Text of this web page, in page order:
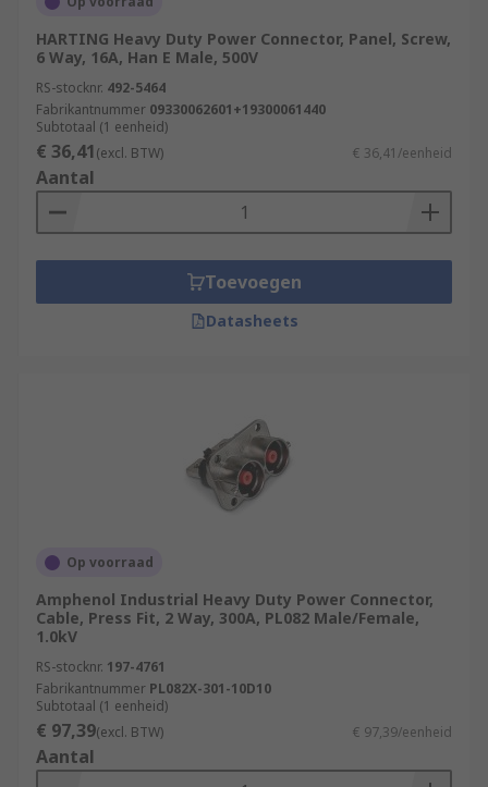
of?
Heavy duty power connector inserts allow the
secure transmission of high voltages in a small
space through their high quality insulation
materials. A single type of plastic is used. Their
aluminium protective enclosure is corrosion
resistant, and their stainless steel clips make
them waterproof and dustproof. Because of their
robusthousing, they can be used in very harsh
environmental conditions.
HARTING Heavy Duty Power Connector, Panel, Screw,
6 Way, 16A, Han E Male, 500V
RS-stocknr. 492-5464
Fabrikantnummer 09330062601+19300061440
Subtotaal (1 eenheid)
€ 36,41(excl. BTW) € 36,41/eenheid
Aantal
Toevoegen
Datasheets
Op voorraad
Amphenol Industrial Heavy Duty Power Connector,
Cable, Press Fit, 2 Way, 300A, PL082 Male/Female,
1.0kV
RS-stocknr. 197-4761
Fabrikantnummer PL082X-301-10D10
Subtotaal (1 eenheid)
€ 97,39(excl. BTW) € 97,39/eenheid
Aantal